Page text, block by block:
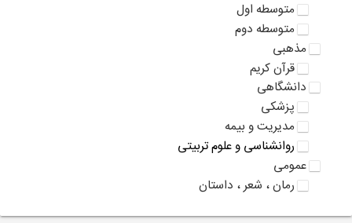
متوسطه اول
متوسطه دوم
مذهبی
قرآن کریم
دانشگاهی
پزشکی
مدیریت و بیمه
روانشناسی و علوم تربیتی
عمومی
رمان ، شعر ، داستان